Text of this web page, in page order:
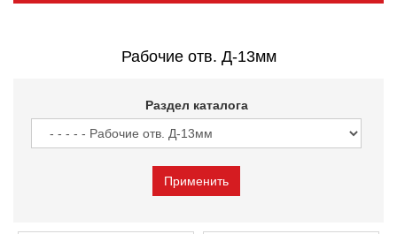
Рабочие отв. Д-13мм
Раздел каталога